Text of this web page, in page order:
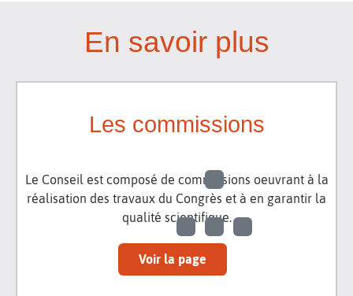
En savoir plus
Les commissions
Le Conseil est composé de commissions oeuvrant à la
réalisation des travaux du Congrès et à en garantir la
qualité scientifique.
Voir la page